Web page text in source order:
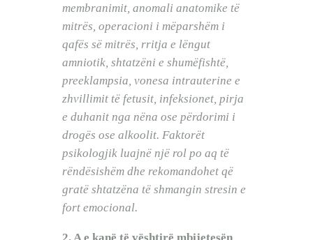
membranimit, anomali anatomike të
mitrës, operacioni i mëparshëm i
qafës së mitrës, rritja e lëngut
amniotik, shtatzëni e shumëfishtë,
preeklampsia, vonesa intrauterine e
zhvillimit të fetusit, infeksionet, pirja
e duhanit nga nëna ose përdorimi i
drogës ose alkoolit. Faktorët
psikologjik luajnë një rol po aq të
rëndësishëm dhe rekomandohet që
gratë shtatzëna të shmangin stresin e
fort emocional.